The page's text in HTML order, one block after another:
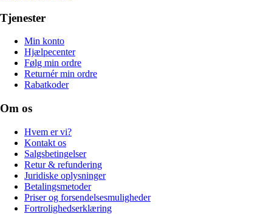
Tjenester
Min konto
Hjælpecenter
Følg min ordre
Returnér min ordre
Rabatkoder
Om os
Hvem er vi?
Kontakt os
Salgsbetingelser
Retur & refundering
Juridiske oplysninger
Betalingsmetoder
Priser og forsendelsesmuligheder
Fortrolighedserklæring